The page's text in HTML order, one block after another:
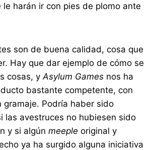
harán ir con pies de plomo ante
son de buena calidad, cosa que
Hay que dar ejemplo de cómo se
cosas, yAsylum Games nos ha
bastante competente, con
gramaje. Podría haber sido
las avestruces no hubiesen sido
y si algúnmeeple original y
ya ha surgido alguna iniciativa